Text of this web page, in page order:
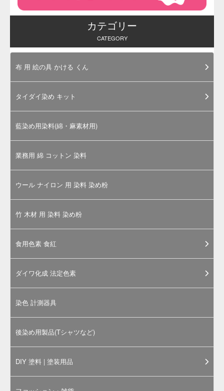
化粧
素・
色素
購入
たっ
（通常ロット品は、ご注文の翌営業日
に手配し、あらためて発送日をお知ら
せいたします）。
メーカーの在庫状況によっては発送が
やや遅くなる場合がございます。その
ます。
※ 製品の性質上、ご注文後のキャン
セルや返品はお受けすることができま
おります。その他ご不明な点がござい
ましたらお気軽にご利用ください。
瀬商店株式会社」につながります。担
当スタッフが丁寧に対応させていただ
す。まずはお気軽にお問合せくださ
い。
上記サイズ以上の量をお求めの際は電